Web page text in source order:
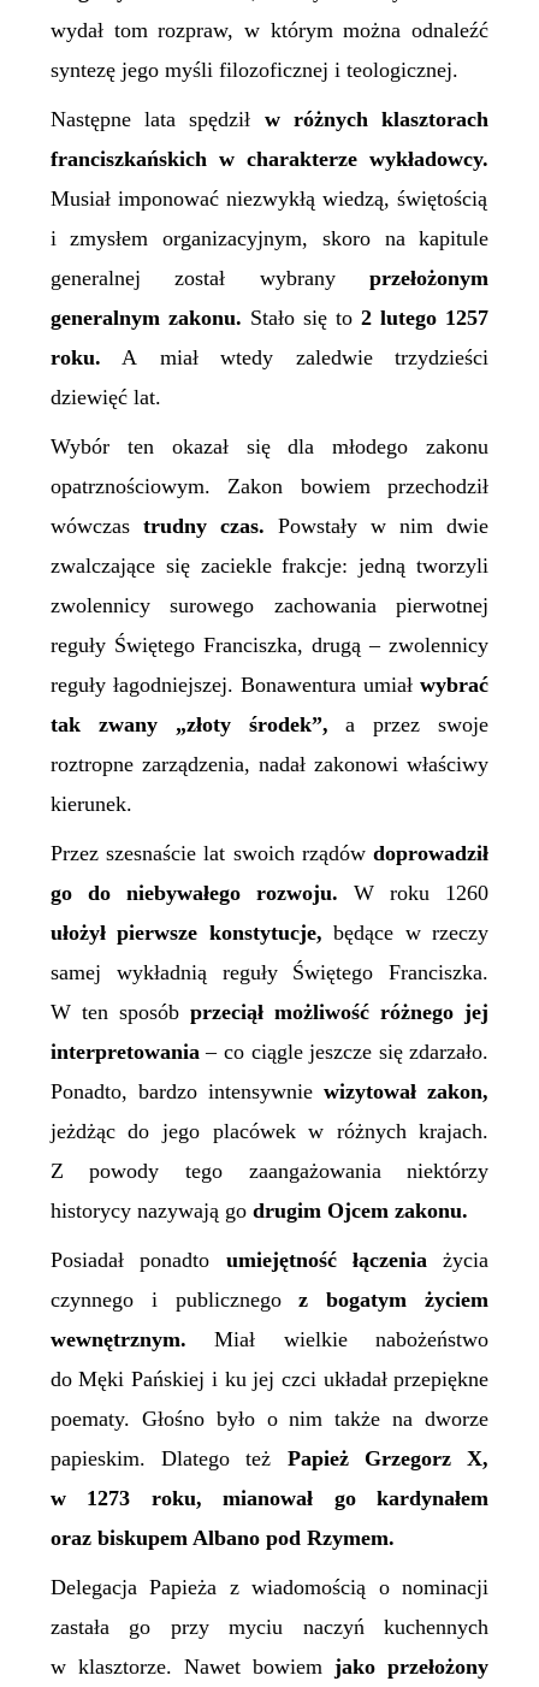
wydał tom rozpraw, w którym można odnaleźć
syntezę jego myśli filozoficznej i teologicznej.
Następne lata spędził w różnych klasztorach
franciszkańskich w charakterze wykładowcy.
Musiał imponować niezwykłą wiedzą, świętością
i zmysłem organizacyjnym, skoro na kapitule
generalnej został wybranyprzełożonym
generalnym zakonu. Stało się to2 lutego 1257
roku. A miał wtedy zaledwie trzydzieści
dziewięć lat.
Wybór ten okazał się dla młodego zakonu
opatrznościowym. Zakon bowiem przechodził
wówczas trudny czas. Powstaływ nimdwie
zwalczające się zaciekle frakcje: jedną tworzyli
zwolennicy surowego zachowania pierwotnej
reguły Świętego Franciszka, drugą – zwolennicy
reguły łagodniejszej. Bonawentura umiałwybrać
tak zwany „złoty środek”, a przez swoje
roztropne zarządzenia, nadał zakonowi właściwy
kierunek.
Przez szesnaście lat swoich rządówdoprowadził
godo niebywałego rozwoju. W roku 1260
ułożył pierwsze konstytucje, będące w rzeczy
samej wykładnią reguły Świętego Franciszka.
W ten sposób przeciął możliwość różnego jej
interpretowania– co ciągle jeszcze się zdarzało.
Ponadto, bardzo intensywniewizytował zakon,
jeżdżąc do jego placówek w różnych krajach.
Z powody tego zaangażowania niektórzy
historycy nazywają go drugim Ojcem zakonu.
Posiadałponadto umiejętność łączeniażycia
czynnego i publicznegoz bogatym życiem
wewnętrznym. Miał wielkie nabożeństwo
do Męki Pańskiej i ku jej czci układał przepiękne
poematy. Głośno było o nim także na dworze
papieskim. Dlatego też Papież Grzegorz X,
w 1273 roku, mianował go kardynałem
oraz biskupem Albano pod Rzymem.
Delegacja Papieża z wiadomością o nominacji
zastała go przy myciu naczyń kuchennych
w klasztorze. Nawet bowiemjako przełożony